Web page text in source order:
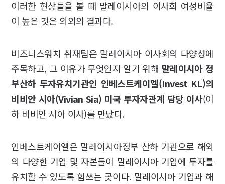
이러한 현상들을 볼 때 말레이시아의 이사회 여성비율
이 높은 것은 의외의 결과다.
비즈니스워치 취재팀은 말레이시아 이사회의 다양성에
주목하고, 그 이유가 무엇인지 알기 위해 말레이시아 정
부산하 투자유치기관인 인베스트케이엘(Invest KL)의
비비안 시아(Vivian Sia) 미국 투자자관계 담당 이사(이
하 비비안 시아 이사)를 만났다.
인베스트케이엘은 말레이시아정부 산하 기관으로 해외
의 다양한 기업 및 자본들이 말레이시아 기업에 투자를
유치할 수 있도록 힘쓰는 곳이다. 말레이시아 기업과 해